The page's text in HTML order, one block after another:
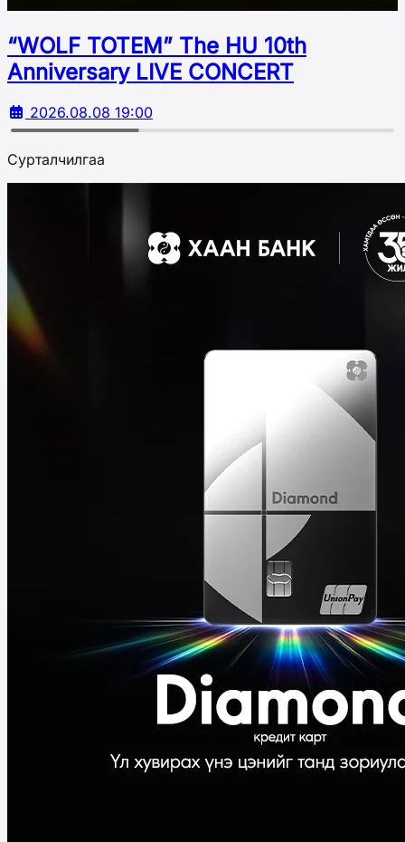
“WOLF TOTEM” The HU 10th
Аnniversary LIVE CONCERT
2026.08.08 19:00
Сурталчилгаа